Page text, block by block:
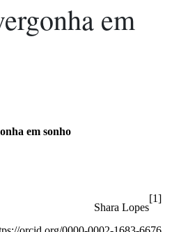
em
em sonho
Shara Lopes
[1]